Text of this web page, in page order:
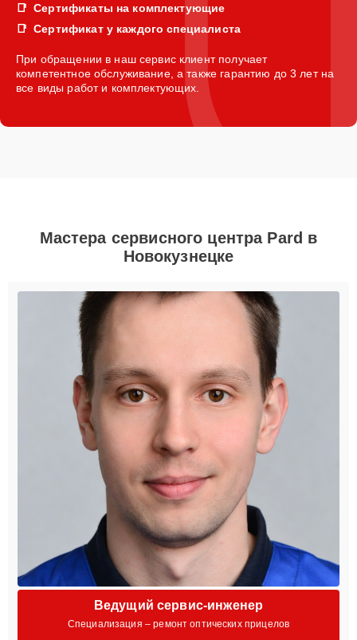
Сертификаты на комплектующие
Сертификат у каждого специалиста
При обращении в наш сервис клиент получает
компетентное обслуживание, а также гарантию до 3 лет на
все виды работ и комплектующих.
Мастера сервисного центра Pard в
Новокузнецке
Ведущий сервис-инженер
Специализация – ремонт оптических прицелов